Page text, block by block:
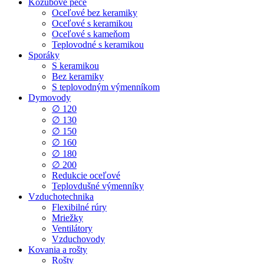
Kozubové pece
Oceľové bez keramiky
Oceľové s keramikou
Oceľové s kameňom
Teplovodné s keramikou
Sporáky
S keramikou
Bez keramiky
S teplovodným výmenníkom
Dymovody
∅ 120
∅ 130
∅ 150
∅ 160
∅ 180
∅ 200
Redukcie oceľové
Teplovdušné výmenníky
Vzduchotechnika
Flexibilné rúry
Mriežky
Ventilátory
Vzduchovody
Kovania a rošty
Rošty